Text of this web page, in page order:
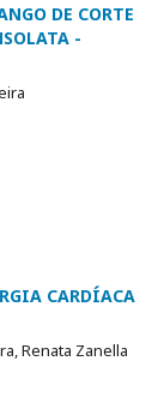
DE CORTE
-
CARDÍACA
Renata Zanella